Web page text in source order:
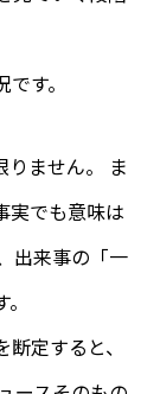
す。
りません。 ま
実でも意味は
出来事の「一
定すると、